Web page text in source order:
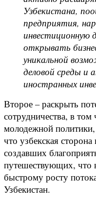
Узбекистана,
предприятия,
инвестиционную
открывать
уникальной
деловой среды и
иностранных
Второе – раскрыть
сотрудничества, в том
молодежной
что узбекская
создавших
путешествующих, что
быстрому росту
Узбекистан.